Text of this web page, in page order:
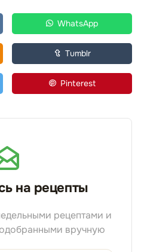
WhatsApp
Tumblr
Pinterest
на рецепты
рецептами и
вручную